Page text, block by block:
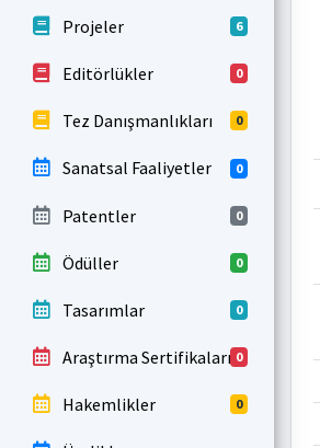
Projeler 6
Editörlükler 0
Tez Danışmanlıkları 0
Sanatsal Faaliyetler 0
Patentler 0
Ödüller 0
Tasarımlar 0
Araştırma Sertifikaları 0
Hakemlikler 0